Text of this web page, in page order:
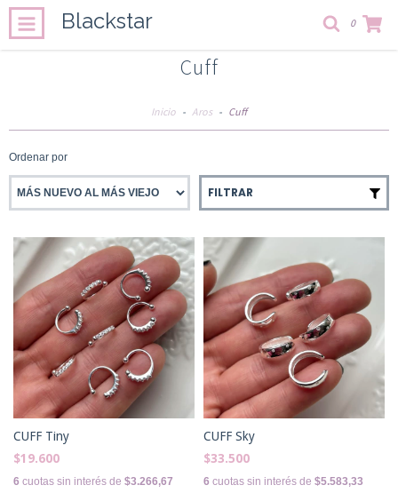
Blackstar 0
Cuff
Inicio - Aros - Cuff
Ordenar por
FILTRAR
CUFF Tiny
$19.600
6 cuotas sin interés de $3.266,67
CUFF Sky
$33.500
6 cuotas sin interés de $5.583,33